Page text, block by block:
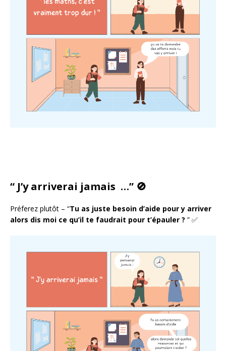
“ J’y arriverai jamais …” 🚫
Préferez plutôt – “Tu as juste besoin d’aide pour y arriver
alors dis moi ce qu’il te faudrait pour t’épauler ? ” ✅